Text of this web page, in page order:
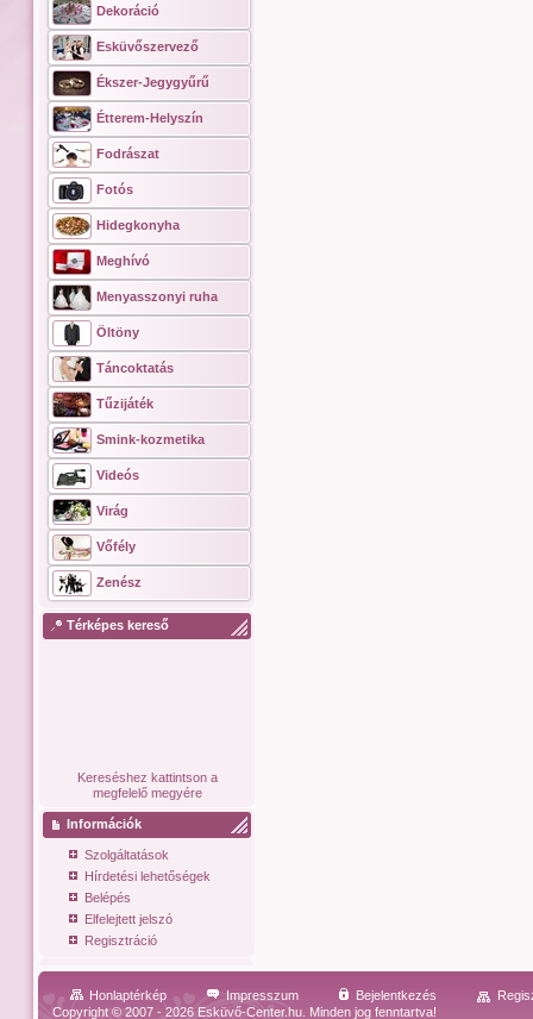
Dekoráció
Esküvőszervező
Ékszer-Jegygyűrű
Étterem-Helyszín
Fodrászat
Fotós
Hidegkonyha
Meghívó
Menyasszonyi ruha
Öltöny
Táncoktatás
Tűzijáték
Smink-kozmetika
Videós
Virág
Vőfély
Zenész
Térképes kereső
Kereséshez kattintson a
megfelelő megyére
Információk
Szolgáltatások
Hírdetési lehetőségek
Belépés
Elfelejtett jelszó
Regisztráció
Honlaptérkép Impresszum Bejelentkezés
Copyright © 2007 - 2026 Esküvő-Center.hu. Minden jog fenntartva!